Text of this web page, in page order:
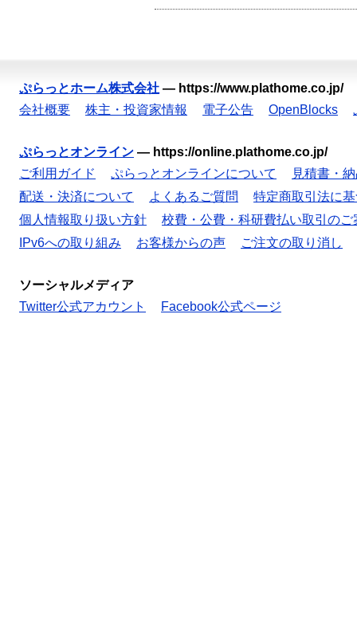
ぷらっとホーム株式会社 — https://www.plathome.co.jp/
会社概要
株主・投資家情報 電子公告 OpenBlocks
ぷらっとオンライン — https://online.plathome.co.jp/
ご利用ガイド
ぷらっとオンラインについて
見積書・
配送・決済について
よくあるご質問
特定商取引法に
個人情報取り扱い方針
校費・公費・科研費払い取引のご
IPv6への取り組み
お客様からの声 ご注文の取り消し
ソーシャルメディア
Twitter公式アカウント
Facebook公式ページ